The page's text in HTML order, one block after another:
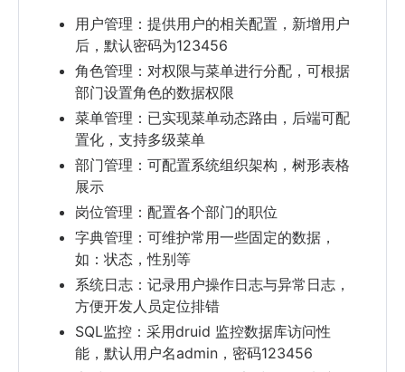
用户管理：提供用户的相关配置，新增用户
后，默认密码为123456
角色管理：对权限与菜单进行分配，可根据
部门设置角色的数据权限
菜单管理：已实现菜单动态路由，后端可配
置化，支持多级菜单
部门管理：可配置系统组织架构，树形表格
展示
岗位管理：配置各个部门的职位
字典管理：可维护常用一些固定的数据，
如：状态，性别等
系统日志：记录用户操作日志与异常日志，
方便开发人员定位排错
SQL监控：采用druid 监控数据库访问性
能，默认用户名admin，密码123456